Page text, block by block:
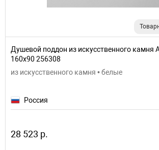
Душевой поддон из искусственного камня
160x90 256308
из искусственного камня • белые
Россия
28 523 р.